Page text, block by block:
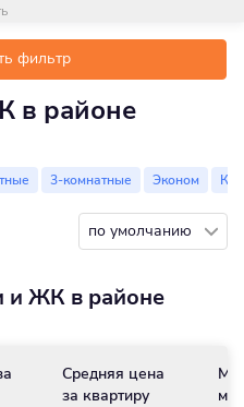
фильтр
в районе
3-комнатные Эконом
по умолчанию
и ЖК в районе
Средняя цена
за квартиру
м